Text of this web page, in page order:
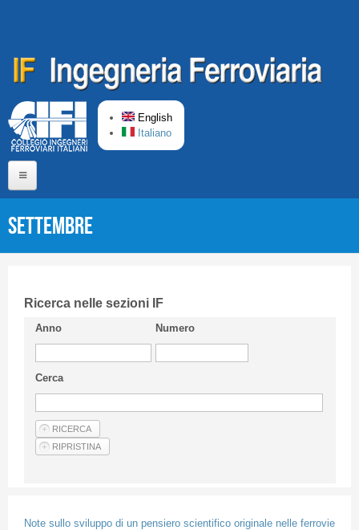
English
Italiano
Short presentation CIFI
Guideline
Privacy & Policy
Articles
Settembre
Ricerca nelle sezioni IF
Anno Numero
Cerca
Note sullo sviluppo di un pensiero scientifico originale nelle ferrovie